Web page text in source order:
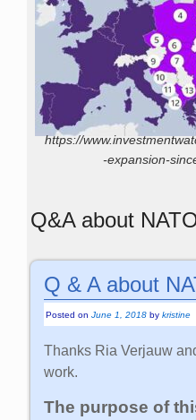
https://
-expansion-
Q&A about
Q & A about
Posted onJune 1, 2018 bykristine
Thanks Ria Verjauw
work.
The purpose of